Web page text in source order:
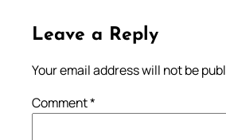
Leave a Reply
Your email address will not be
Comment*